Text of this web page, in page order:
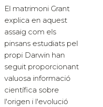
El matrimoni Grant
explica en aquest
assaig com els
pinsans estudiats pel
propi Darwin han
seguit proporcionant
valuosa informació
científica sobre
l'origen i l'evolució